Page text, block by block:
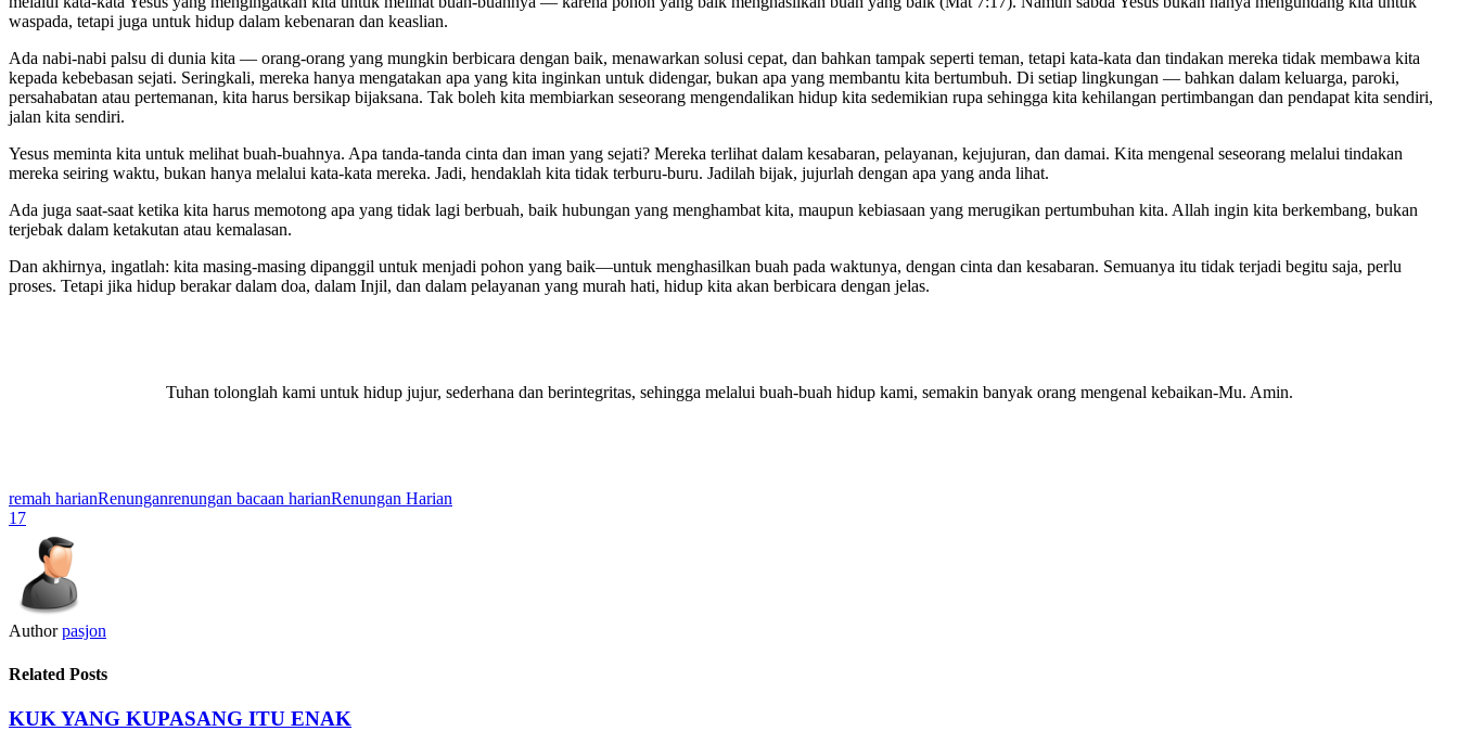
waspada, tetapi juga untuk hidup dalam kebenaran dan keaslian.
Ada nabi-nabi palsu di dunia kita — orang-orang yang mungkin berbicara dengan baik, menawarkan solusi cepat, dan bahkan tampak seperti teman, tetapi kata-kata dan tindakan mereka tidak membawa kita
kepada kebebasan sejati. Seringkali, mereka hanya mengatakan apa yang kita inginkan untuk didengar, bukan apa yang membantu kita bertumbuh. Di setiap lingkungan — bahkan dalam keluarga, paroki,
persahabatan atau pertemanan, kita harus bersikap bijaksana. Tak boleh kita membiarkan seseorang mengendalikan hidup kita sedemikian rupa sehingga kita kehilangan pertimbangan dan pendapat kita sendiri,
jalan kita sendiri.
Yesus meminta kita untuk melihat buah-buahnya. Apa tanda-tanda cinta dan iman yang sejati? Mereka terlihat dalam kesabaran, pelayanan, kejujuran, dan damai. Kita mengenal seseorang melalui tindakan
mereka seiring waktu, bukan hanya melalui kata-kata mereka. Jadi, hendaklah kita tidak terburu-buru. Jadilah bijak, jujurlah dengan apa yang anda lihat.
Ada juga saat-saat ketika kita harus memotong apa yang tidak lagi berbuah, baik hubungan yang menghambat kita, maupun kebiasaan yang merugikan pertumbuhan kita. Allah ingin kita berkembang, bukan
terjebak dalam ketakutan atau kemalasan.
Dan akhirnya, ingatlah: kita masing-masing dipanggil untuk menjadi pohon yang baik—untuk menghasilkan buah pada waktunya, dengan cinta dan kesabaran. Semuanya itu tidak terjadi begitu saja, perlu
proses. Tetapi jika hidup berakar dalam doa, dalam Injil, dan dalam pelayanan yang murah hati, hidup kita akan berbicara dengan jelas.
Tuhan tolonglah kami untuk hidup jujur, sederhana dan berintegritas, sehingga melalui buah-buah hidup kami, semakin banyak orang mengenal kebaikan-Mu. Amin.
remah harianRenunganrenungan bacaan harianRenungan Harian
17
Author pasjon
Related Posts
KUK YANG KUPASANG ITU ENAK